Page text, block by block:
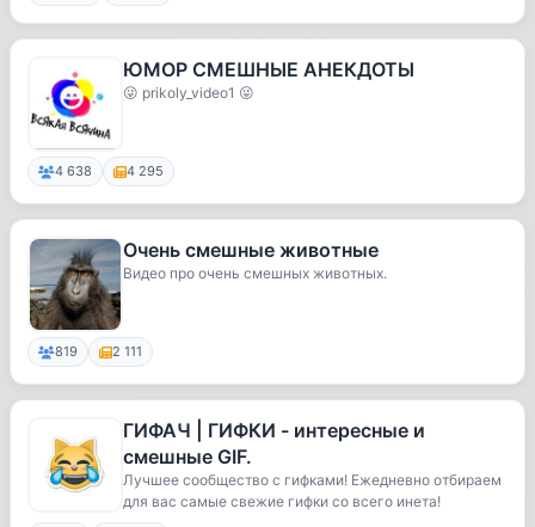
ЮМОР СМЕШНЫЕ АНЕКДОТЫ
😜 prikoly_video1 😜
4 638 4 295
Очень смешные животные
Видео про очень смешных животных.
819 2 111
ГИФАЧ | ГИФКИ - интересные и
смешные GIF.
Лучшее сообщество с гифками! Ежедневно отбираем
для вас самые свежие гифки со всего инета!